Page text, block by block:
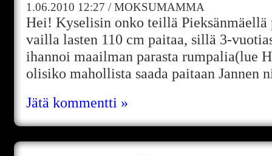
1.06.2010 12:27 /MOKSUMAMMA
Hei! Kyselisin onko teillä
vailla lasten 110 cm paitaa, sillä 3-
ihannoi maailman parasta rumpalia(lue
olisiko mahollista saada paitaan Jannen
Jätä kommentti »